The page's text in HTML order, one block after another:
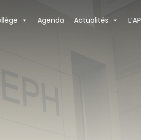
Agenda Actualités